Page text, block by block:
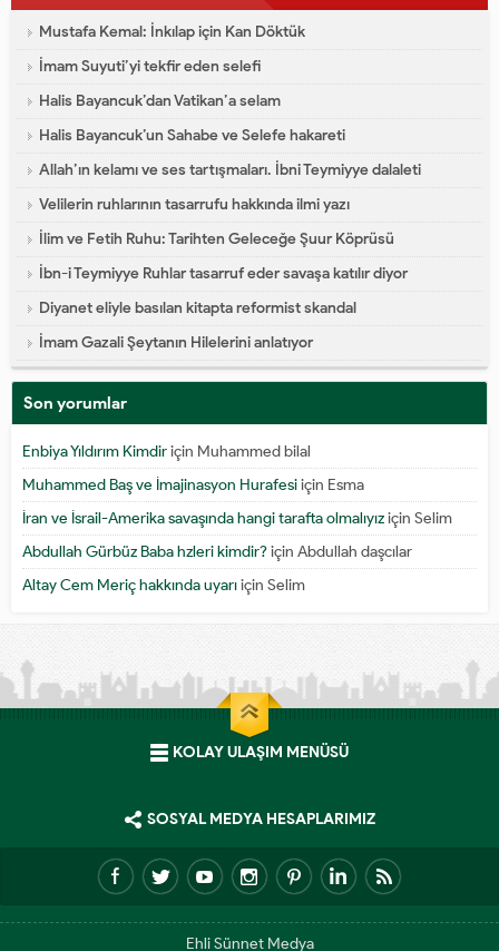
Mustafa Kemal: İnkılap için Kan Döktük
İmam Suyuti’yi tekfir eden selefi
Halis Bayancuk’dan Vatikan’a selam
Halis Bayancuk’un Sahabe ve Selefe hakareti
Allah’ın kelamı ve ses tartışmaları. İbni Teymiyye dalaleti
Velilerin ruhlarının tasarrufu hakkında ilmi yazı
İlim ve Fetih Ruhu: Tarihten Geleceğe Şuur Köprüsü
İbn-i Teymiyye Ruhlar tasarruf eder savaşa katılır diyor
Diyanet eliyle basılan kitapta reformist skandal
İmam Gazali Şeytanın Hilelerini anlatıyor
Son yorumlar
Enbiya Yıldırım Kimdiriçin Muhammed bilal
Muhammed Baş ve İmajinasyon Hurafesiiçin Esma
İran ve İsrail-Amerika savaşında hangi tarafta olmalıyıziçin Selim
Abdullah Gürbüz Baba hzleri kimdir?için Abdullah daşcılar
Altay Cem Meriç hakkında uyarıiçin Selim
KOLAY ULAŞIM MENÜSÜ
SOSYAL MEDYA HESAPLARIMIZ
Ehli Sünnet Medya